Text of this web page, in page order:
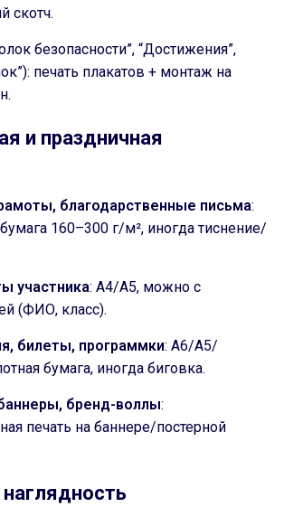
скотч.
безопасности”, “Достижения”,
печать плакатов + монтаж на
и праздничная
благодарственные письма:
160–300 г/м², иногда тиснение/
участника: А4/А5, можно с
(ФИО, класс).
билеты, программки: А6/А5/
бумага, иногда биговка.
бренд-воллы:
печать на баннере/постерной